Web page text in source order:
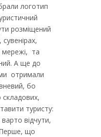
логотип
розміщений
сувенірах,
мережі, та
А ще до
отримали
бо
туристу:
відчути,
що